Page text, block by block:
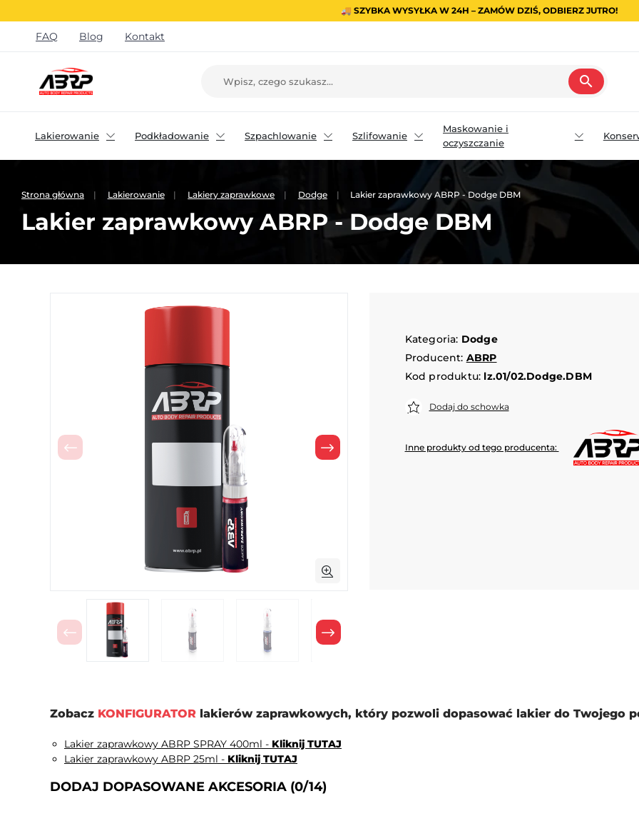
🚚 SZYBKA WYSYŁKA W 24H – ZAMÓW DZIŚ, ODBIERZ JUTRO!
FAQ Blog Kontakt
search
Lakierowanie Podkładowanie Szpachlowanie Szlifowanie
Maskowanie i
oczyszczanie
Strona główna Lakierowanie Lakiery zaprawkowe Dodge Lakier zaprawkowy ABRP - Dodge DBM
Lakier zaprawkowy ABRP - Dodge DBM
Poprzedni Następny
Poprzedni Następny
Kategoria: Dodge
Producent: ABRP
Kod produktu: lz.01/02.Dodge.DBM
Dodaj do schowka
Inne produkty od tego producenta:
Zobacz KONFIGURATOR lakierów zaprawkowych, który pozwoli dopasować lakier do Twojego
Lakier zaprawkowy ABRP SPRAY 400ml - Kliknij TUTAJ
Lakier zaprawkowy ABRP 25ml - Kliknij TUTAJ
DODAJ DOPASOWANE AKCESORIA (0/14)